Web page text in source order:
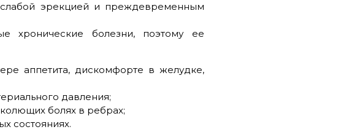
эрекцией и преждевременным
хронические болезни, поэтому ее
аппетита, дискомфорте в желудке,
давления;
болях в ребрах;
состояниях.